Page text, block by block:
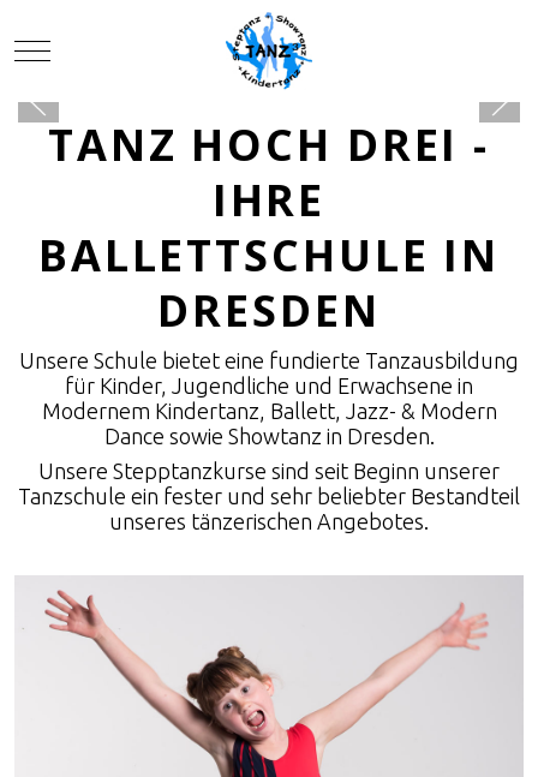
Mobile Menu Toggle
TANZ HOCH DREI -
IHRE
BALLETTSCHULE IN
DRESDEN
Unsere Schule bietet eine fundierte Tanzausbildung
für Kinder, Jugendliche und Erwachsene in
Modernem Kindertanz, Ballett, Jazz- & Modern
Dance sowie Showtanz in Dresden.
Unsere Stepptanzkurse sind seit Beginn unserer
Tanzschule ein fester und sehr beliebter Bestandteil
unseres tänzerischen Angebotes.